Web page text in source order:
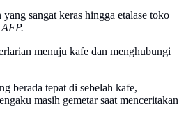
sangat keras hingga etalase toko
AFP.
menuju kafe dan menghubungi
berada tepat di sebelah kafe,
masih gemetar saat menceritakan